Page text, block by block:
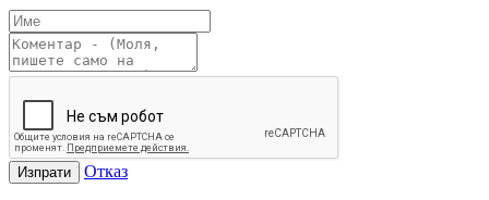
Изпрати Отказ